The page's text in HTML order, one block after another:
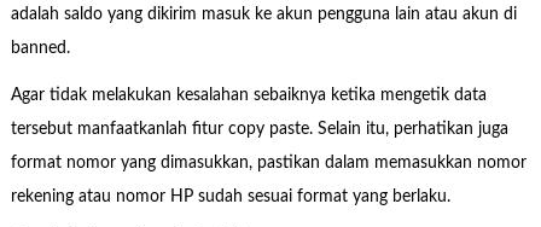
adalah saldo yang dikirim masuk ke akun pengguna lain atau akun di
banned.
Agar tidak melakukan kesalahan sebaiknya ketika mengetik data
tersebut manfaatkanlah fitur copy paste. Selain itu, perhatikan juga
format nomor yang dimasukkan, pastikan dalam memasukkan nomor
rekening atau nomor HP sudah sesuai format yang berlaku.